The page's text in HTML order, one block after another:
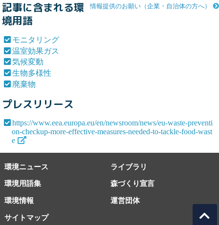
情報提供のお願い（企業・自治体の方へ）
記事に含まれる環
境用語
モニタリング
温室効果ガス
気候変動
生物多様性
廃棄物
プレスリリース
https://www.eea.europa.eu/en/newsroom/news/eu-waste-preventi
on-checkup-more-effective-measures-needed-to-tackle-food-wast
e
環境ニュース ライブラリ
環境用語集 森づくり宣言
環境情報
サイトマップ
運営団体